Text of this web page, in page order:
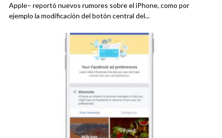
Apple– reportó nuevos rumores sobre el iPhone, como por
ejemplo la modificación del botón central del...